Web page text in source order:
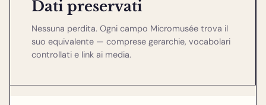
Dati preservati
Nessuna perdita. Ogni campo Micromusée trova il
suo equivalente — comprese gerarchie, vocabolari
controllati e link ai media.